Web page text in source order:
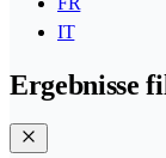
IT
Ergebnisse